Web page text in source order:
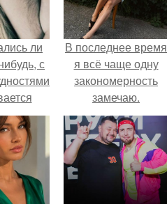
ли
с
В последнее время
я всё чаще одну
закономерность
замечаю.